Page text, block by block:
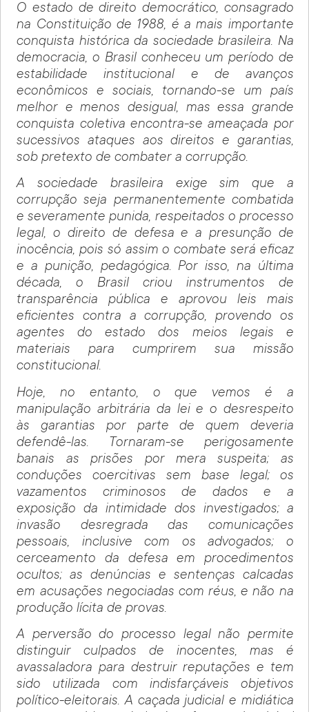
O estado de direito democrático, consagrado
na Constituição de 1988, é a mais importante
conquista histórica da sociedade brasileira. Na
democracia, o Brasil conheceu um período de
estabilidade institucional e de avanços
econômicos e sociais, tornando-se um país
melhor e menos desigual, mas essa grande
conquista coletiva encontra-se ameaçada por
sucessivos ataques aos direitos e garantias,
sob pretexto de combater a corrupção.
A sociedade brasileira exige sim que a
corrupção seja permanentemente combatida
e severamente punida, respeitados o processo
legal, o direito de defesa e a presunção de
inocência, pois só assim o combate será eficaz
e a punição, pedagógica. Por isso, na última
década, o Brasil criou instrumentos de
transparência pública e aprovou leis mais
eficientes contra a corrupção, provendo os
agentes do estado dos meios legais e
materiais para cumprirem sua missão
constitucional.
Hoje, no entanto, o que vemos é a
manipulação arbitrária da lei e o desrespeito
às garantias por parte de quem deveria
defendê-las. Tornaram-se perigosamente
banais as prisões por mera suspeita; as
conduções coercitivas sem base legal; os
vazamentos criminosos de dados e a
exposição da intimidade dos investigados; a
invasão desregrada das comunicações
pessoais, inclusive com os advogados; o
cerceamento da defesa em procedimentos
ocultos; as denúncias e sentenças calcadas
em acusações negociadas com réus, e não na
produção lícita de provas.
A perversão do processo legal não permite
distinguir culpados de inocentes, mas é
avassaladora para destruir reputações e tem
sido utilizada com indisfarçáveis objetivos
político-eleitorais. A caçada judicial e midiática